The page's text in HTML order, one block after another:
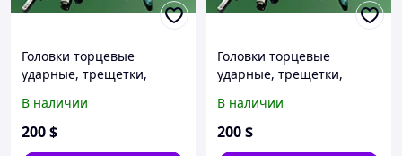
Головки торцевые
ударные, трещетки,
В наличии
200$
Головки торцевые
ударные, трещетки,
В наличии
200$